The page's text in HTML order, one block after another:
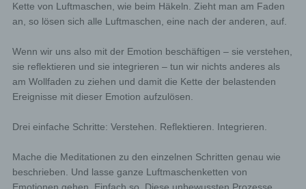
Kette von Luftmaschen, wie beim Häkeln. Zieht man am Faden
an, so lösen sich alle Luftmaschen, eine nach der anderen, auf.
Wenn wir uns also mit der Emotion beschäftigen – sie verstehen,
sie reflektieren und sie integrieren – tun wir nichts anderes als
am Wollfaden zu ziehen und damit die Kette der belastenden
Ereignisse mit dieser Emotion aufzulösen.
Drei einfache Schritte: Verstehen. Reflektieren. Integrieren.
Mache die Meditationen zu den einzelnen Schritten genau wie
beschrieben. Und lasse ganze Luftmaschenketten von